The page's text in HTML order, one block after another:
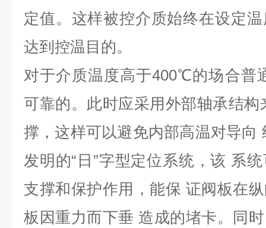
定值。这样被控介质始终在设定
达到控温目的。
对于介质温度高于400℃的场合普
可靠的。此时应采用外部轴承结
撑，这样可以避免内部高温对导向
发明的“日”字型定位系统，该 系
支撑和保护作用，能保 证阀板在
板因重力而下垂 造成的堵卡。同